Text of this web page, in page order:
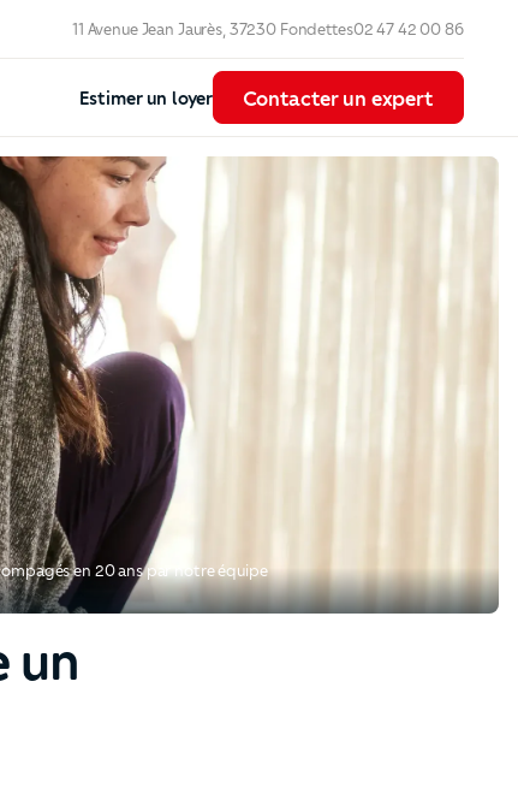
11 Avenue Jean Jaurès, 37230 Fondettes02 47 42 00 86
Estimer un loyer
Contacter un expert
Contacter un expert
en 20 ans par notre équipe
un